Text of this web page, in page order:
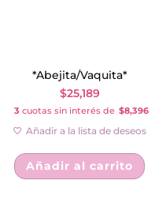
*Abejita/Vaquita*
$25,189
3 cuotas sin interés de $8,396
Añadir a la lista de deseos
Añadir al carrito